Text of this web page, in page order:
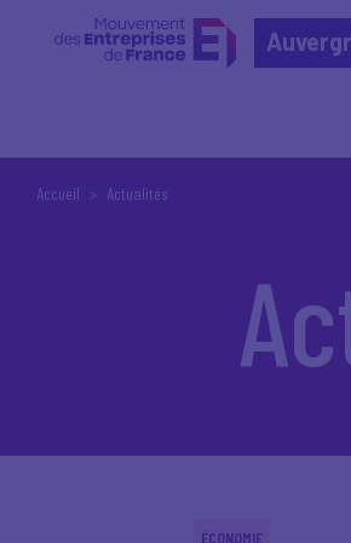
Accueil Actualités
ÉCONOMIE